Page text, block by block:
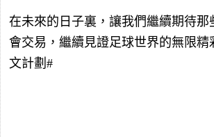
在未來的日子裏，讓我們繼續期待那
會交易，繼續見證足球世界的無限精
文計劃#